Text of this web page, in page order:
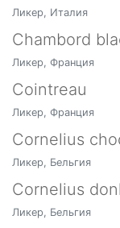
Ликер, Италия
Chambord
Ликер, Франция
Cointreau
Ликер, Франция
Cornelius
Ликер, Бельгия
Cornelius
Ликер, Бельгия